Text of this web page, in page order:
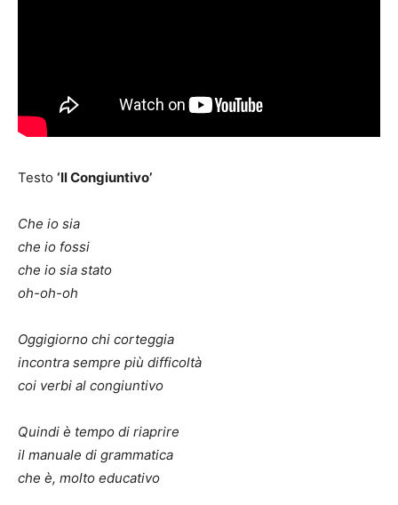
Testo ‘Il Congiuntivo’
Che io sia
che io fossi
che io sia stato
oh-oh-oh
Oggigiorno chi corteggia
incontra sempre più difficoltà
coi verbi al congiuntivo
Quindi è tempo di riaprire
il manuale di grammatica
che è, molto educativo